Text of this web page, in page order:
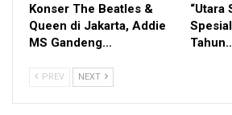
sekitarnya.
Mereka ingin mengingatkan bahwa setiap
Konser The Beatles &
Queen di Jakarta, Addie
MS Gandeng…
“Utara
PREV NEXT